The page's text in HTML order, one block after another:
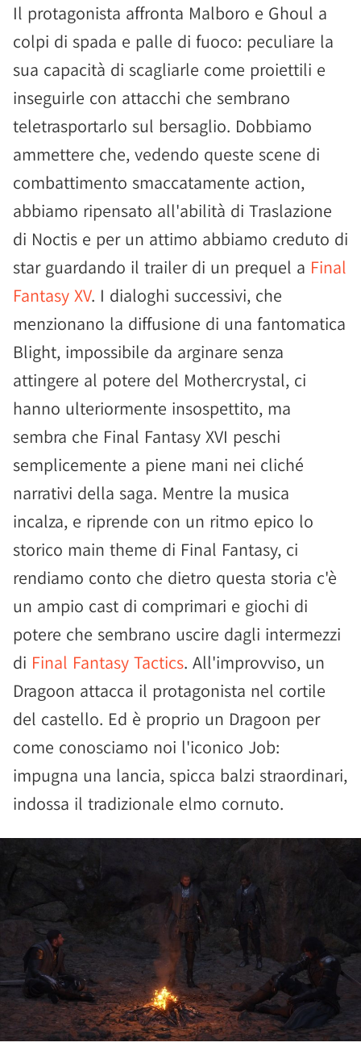
Il protagonista affronta Malboro e Ghoul a
colpi di spada e palle di fuoco: peculiare la
sua capacità di scagliarle come proiettili e
inseguirle con attacchi che sembrano
teletrasportarlo sul bersaglio. Dobbiamo
ammettere che, vedendo queste scene di
combattimento smaccatamente action,
abbiamo ripensato all'abilità di Traslazione
di Noctis e per un attimo abbiamo creduto di
star guardando il trailer di un prequel a Final
Fantasy XV. I dialoghi successivi, che
menzionano la diffusione di una fantomatica
Blight, impossibile da arginare senza
attingere al potere del Mothercrystal, ci
hanno ulteriormente insospettito, ma
sembra che Final Fantasy XVI peschi
semplicemente a piene mani nei cliché
narrativi della saga. Mentre la musica
incalza, e riprende con un ritmo epico lo
storico main theme di Final Fantasy, ci
rendiamo conto che dietro questa storia c'è
un ampio cast di comprimari e giochi di
potere che sembrano uscire dagli intermezzi
di Final Fantasy Tactics. All'improvviso, un
Dragoon attacca il protagonista nel cortile
del castello. Ed è proprio un Dragoon per
come conosciamo noi l'iconico Job:
impugna una lancia, spicca balzi straordinari,
indossa il tradizionale elmo cornuto.